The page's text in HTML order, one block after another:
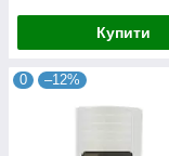
Купити
0 –12%